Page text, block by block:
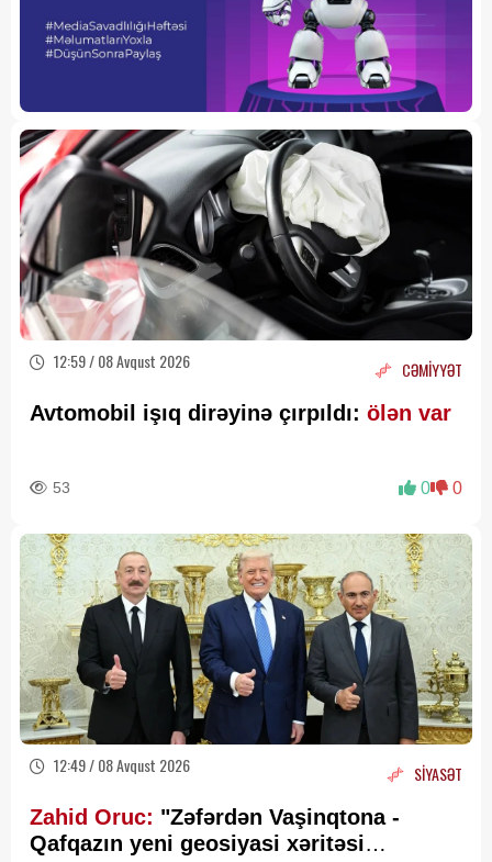
12:59 / 08 Avqust 2026 CƏMİYYƏT
Avtomobil işıq dirəyinə çırpıldı: ölən var
53 0 0
12:49 / 08 Avqust 2026 SİYASƏT
Zahid Oruc: "Zəfərdən Vaşinqtona -
Qafqazın yeni geosiyasi xəritəsi